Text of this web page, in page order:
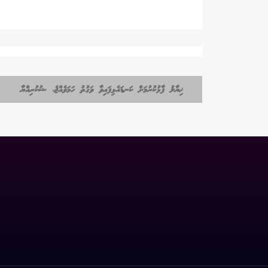
ޚިޔާލު ފާޅުކުރުމަށް ކަނޑައެޅިފައިވާ ވަގުތު ހަމަވެއްޖެ، ޝުކުރިއްޔާ